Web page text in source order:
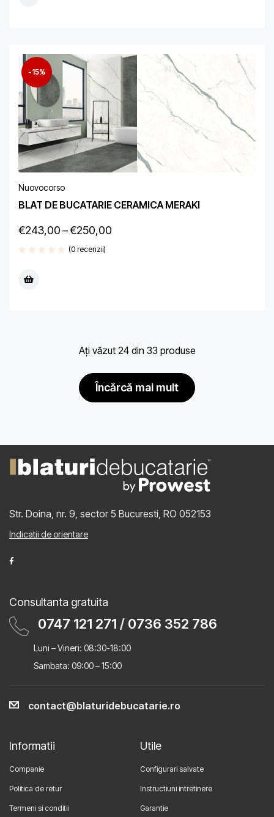
-15%
Nuovocorso
BLAT DE BUCATARIE CERAMICA MERAKI
€243,00–€250,00
(0 recenzii)
încărcă mai mult
Ați văzut 24 din 33 produse
Str. Doina, nr. 9, sector 5 Bucuresti, RO 052153
Indicatii de orientare
Consultanta gratuita
0747 121 271 / 0736 352 786
Luni – Vineri: 08:30-18:00
Sambata: 09:00 – 15:00
contact@blaturidebucatarie.ro
Informatii
Companie
Politica de retur
Termeni si conditii
Utile
Configurari salvate
Instructiuni intretinere
Garantie